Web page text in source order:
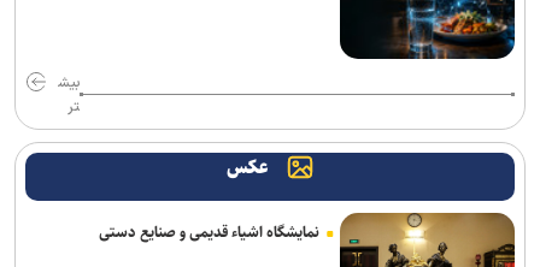
گذار به حکمرانی داده‌مبنا و توسعه فناوری
بیش
تر
عکس
نمایشگاه اشیاء قدیمی و صنایع دستی